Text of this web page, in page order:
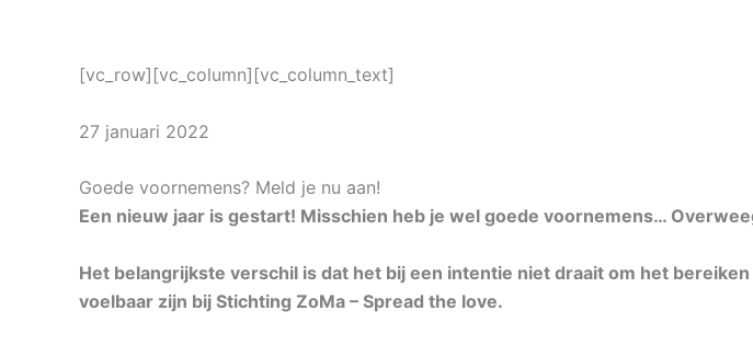
[vc_row][vc_column][vc_column_text]
27 januari 2022
Goede voornemens? Meld je nu aan!
Een nieuw jaar is gestart! Misschien heb je wel goede voornemens…
Het belangrijkste verschil is dat het bij een intentie niet draait om het
voelbaar zijn bij Stichting ZoMa – Spread the love.